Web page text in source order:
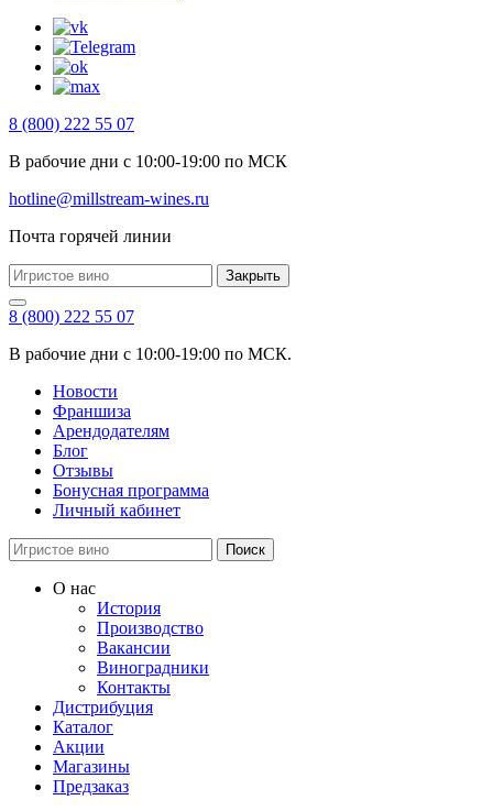
8 (800) 222 55 07
В рабочие дни с 10:00-19:00 по МСК
hotline@millstream-wines.ru
Почта горячей линии
Закрыть
8 (800) 222 55 07
В рабочие дни с 10:00-19:00 по МСК.
Новости
Франшиза
Арендодателям
Блог
Отзывы
Бонусная программа
Личный кабинет
Поиск
О нас
История
Производство
Вакансии
Виноградники
Контакты
Дистрибуция
Каталог
Акции
Магазины
Предзаказ